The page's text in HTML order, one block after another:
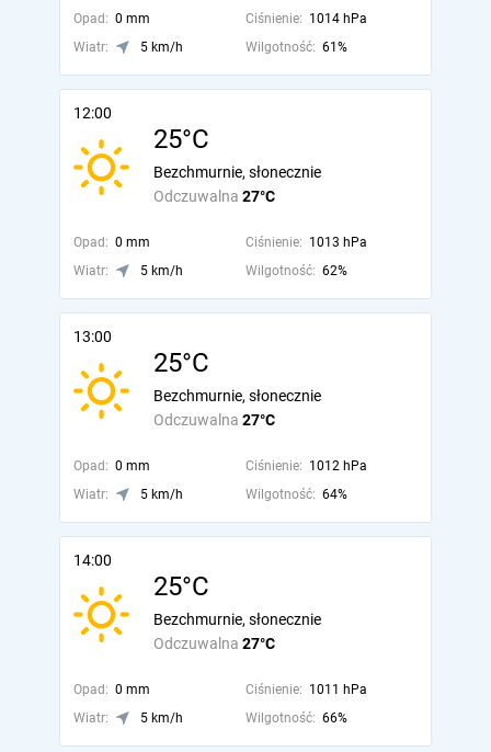
Opad: 0 mm Ciśnienie: 1014 hPa
Wiatr:
5 km/h Wilgotność: 61%
12:00
25°C
Odczuwalna 27°C
Bezchmurnie, słonecznie
Opad: 0 mm Ciśnienie: 1013 hPa
Wiatr:
5 km/h Wilgotność: 62%
13:00
25°C
Odczuwalna 27°C
Bezchmurnie, słonecznie
Opad: 0 mm Ciśnienie: 1012 hPa
Wiatr:
5 km/h Wilgotność: 64%
14:00
25°C
Odczuwalna 27°C
Bezchmurnie, słonecznie
Opad: 0 mm Ciśnienie: 1011 hPa
Wiatr:
5 km/h Wilgotność: 66%